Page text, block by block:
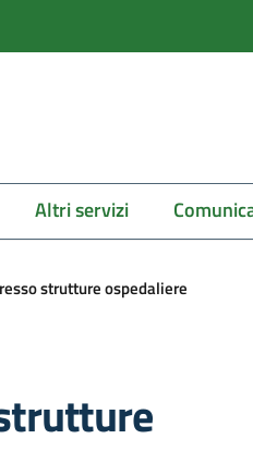
Altri servizi
strutture ospedaliere